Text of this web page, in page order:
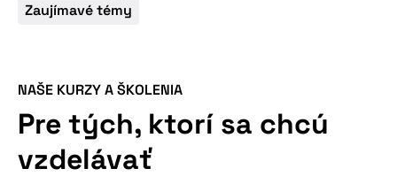
Zaujímavé témy
NAŠE KURZY A ŠKOLENIA
Pre tých, ktorí sa chcú
vzdelávať